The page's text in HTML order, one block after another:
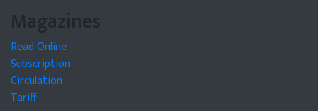
Magazines
Read Online
Subscription
Circulation
Tariff